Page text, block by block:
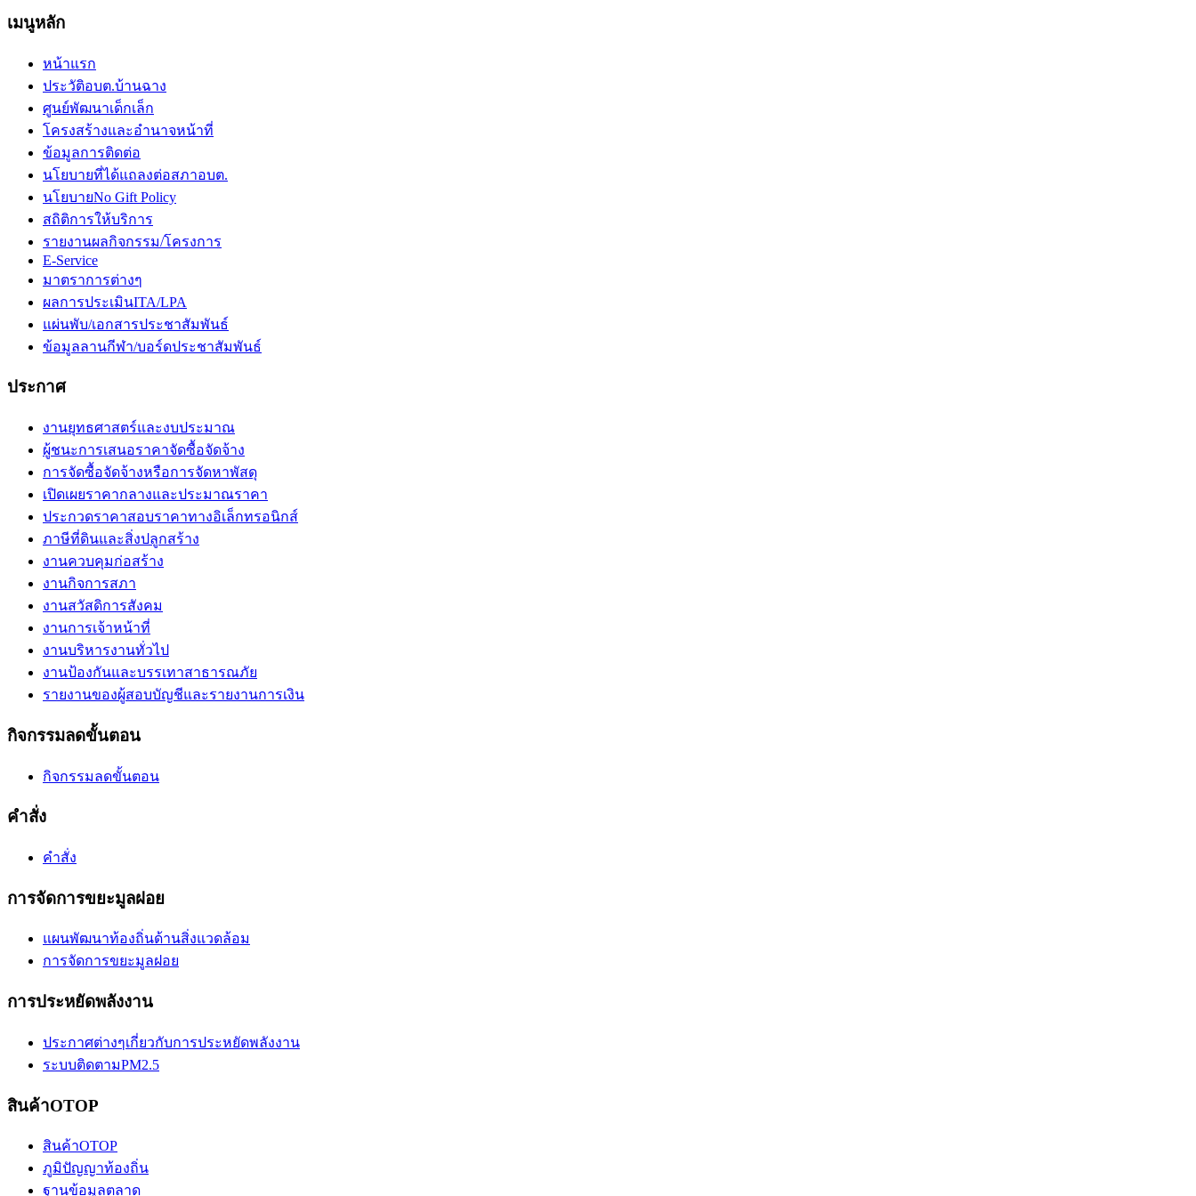
เมนูหลัก
หน้าแรก
ประวัติอบต.บ้านฉาง
ศูนย์พัฒนาเด็กเล็ก
โครงสร้างและอำนาจหน้าที่
ข้อมูลการติดต่อ
นโยบายที่ได้แถลงต่อสภาอบต.
นโยบายNo Gift Policy
สถิติการให้บริการ
รายงานผลกิจกรรม/โครงการ
E-Service
มาตราการต่างๆ
ผลการประเมินITA/LPA
แผ่นพับ/เอกสารประชาสัมพันธ์
ข้อมูลลานกีฬา/บอร์ดประชาสัมพันธ์
ประกาศ
งานยุทธศาสตร์และงบประมาณ
ผู้ชนะการเสนอราคาจัดซื้อจัดจ้าง
การจัดซื้อจัดจ้างหรือการจัดหาพัสดุ
เปิดเผยราคากลางและประมาณราคา
ประกวดราคาสอบราคาทางอิเล็กทรอนิกส์
ภาษีที่ดินและสิ่งปลูกสร้าง
งานควบคุมก่อสร้าง
งานกิจการสภา
งานสวัสดิการสังคม
งานการเจ้าหน้าที่
งานบริหารงานทั่วไป
งานป้องกันและบรรเทาสาธารณภัย
รายงานของผู้สอบบัญชีและรายงานการเงิน
กิจกรรมลดขั้นตอน
กิจกรรมลดขั้นตอน
คำสั่ง
คำสั่ง
การจัดการขยะมูลฝอย
แผนพัฒนาท้องถิ่นด้านสิ่งแวดล้อม
การจัดการขยะมูลฝอย
การประหยัดพลังงาน
ประกาศต่างๆเกี่ยวกับการประหยัดพลังงาน
ระบบติดตามPM2.5
สินค้าOTOP
สินค้าOTOP
ภูมิปัญญาท้องถิ่น
ฐานข้อมูลตลาด